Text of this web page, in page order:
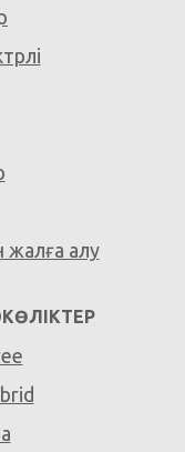
жалға алу